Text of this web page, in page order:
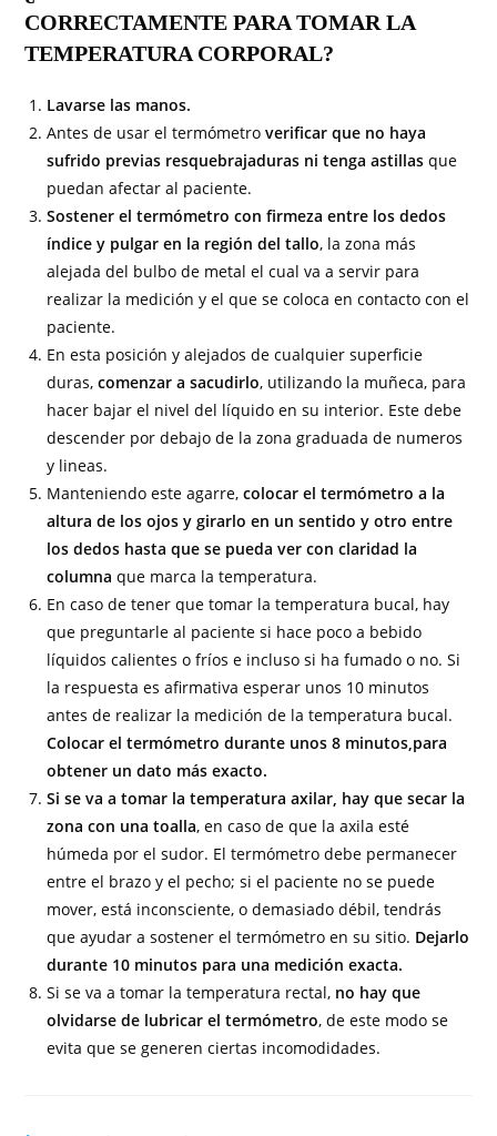
CORRECTAMENTE PARA TOMAR LA
TEMPERATURA CORPORAL?
Lavarse las manos.
Antes de usar el termómetroverificar que no haya
sufrido previas resquebrajaduras ni tenga astillas que
puedan afectar al paciente.
Sostener el termómetro con firmeza entre los dedos
índice y pulgar en la región del tallo, la zona más
alejada del bulbo de metal el cual va a servir para
realizar la medición y el que se coloca en contacto con el
paciente.
En esta posición y alejados de cualquier superficie
duras, comenzar a sacudirlo, utilizando la muñeca, para
hacer bajar el nivel del líquido en su interior. Este debe
descender por debajo de la zona graduada de numeros
y lineas.
Manteniendo este agarre,colocar el termómetro a la
altura de los ojos y girarlo en un sentido y otro entre
los dedos hasta que se pueda ver con claridad la
columna que marca la temperatura.
En caso de tener que tomar la temperatura bucal, hay
que preguntarle al paciente si hace poco a bebido
líquidos calientes o fríos e incluso si ha fumado o no. Si
la respuesta es afirmativa esperar unos 10 minutos
antes de realizar la medición de la temperatura bucal.
Colocar el termómetro durante unos 8 minutos,para
obtener un dato más exacto.
Si se va a tomar la temperatura axilar, hay que secar la
zona con una toalla, en caso de que la axila esté
húmeda por el sudor. El termómetro debe permanecer
entre el brazo y el pecho; si el paciente no se puede
mover, está inconsciente, o demasiado débil, tendrás
que ayudar a sostener el termómetro en su sitio. Dejarlo
durante 10 minutos para una medición exacta.
Si se va a tomar la temperatura rectal, no hay que
olvidarse de lubricar el termómetro, de este modo se
evita que se generen ciertas incomodidades.